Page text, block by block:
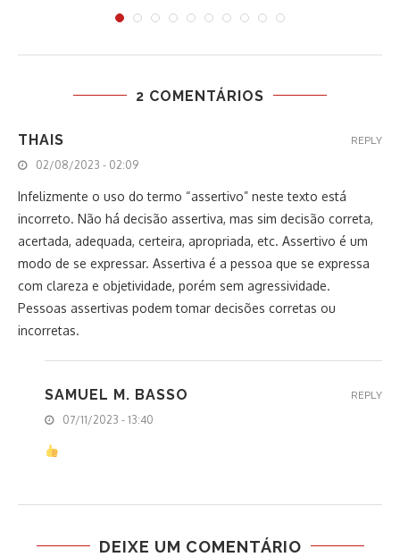
2 COMENTÁRIOS
THAIS
02/08/2023 - 02:09
Infelizmente o uso do termo “assertivo” neste texto está
incorreto. Não há decisão assertiva, mas sim decisão correta,
acertada, adequada, certeira, apropriada, etc. Assertivo é um
modo de se expressar. Assertiva é a pessoa que se expressa
com clareza e objetividade, porém sem agressividade.
Pessoas assertivas podem tomar decisões corretas ou
incorretas.
REPLY
SAMUEL M. BASSO
07/11/2023 - 13:40
REPLY
DEIXE UM COMENTÁRIO